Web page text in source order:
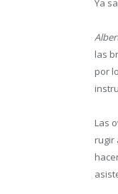
las
por
Las
rugir